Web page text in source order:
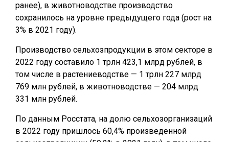
ранее), в животноводстве производство
сохранилось на уровне предыдущего года (рост на
3% в 2021 году).
Производство сельхозпродукции в этом секторе в
2022 году составило 1 трлн 423,1 млрд рублей, в
том числе в растениеводстве — 1 трлн 227 млрд
769 млн рублей, в животноводстве — 204 млрд
331 млн рублей.
По данным Росстата, на долю сельхозорганизаций
в 2022 году пришлось 60,4% произведенной